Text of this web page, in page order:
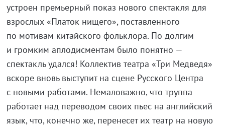
устроен премьерный показ нового спектакля для
взрослых «Платок нищего», поставленного
по мотивам китайского фольклора. По долгим
и громким аплодисментам было понятно —
спектакль удался! Коллектив театра «Три Медведя»
вскоре вновь выступит на сцене Русского Центра
с новыми работами. Немаловажно, что труппа
работает над переводом своих пьес на английский
язык, что, конечно же, перенесет их театр на новую